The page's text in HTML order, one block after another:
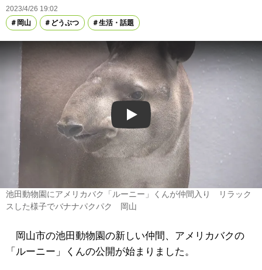
2023/4/26 19:02
岡山
どうぶつ 生活・話題
Play
池田動物園にアメリカバク「ルーニー」くんが仲間入り リラック
スした様子でバナナパクパク 岡山
岡山市の池田動物園の新しい仲間、アメリカバクの
「ルーニー」くんの公開が始まりました。